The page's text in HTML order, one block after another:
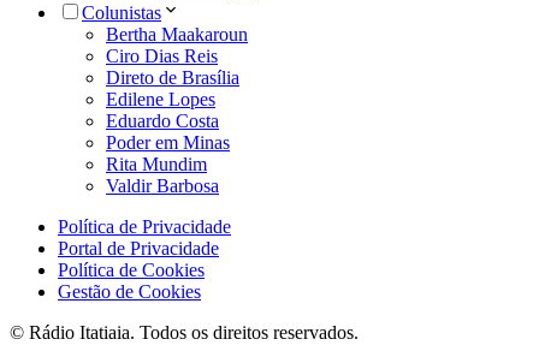
Colunistas
Bertha Maakaroun
Ciro Dias Reis
Direto de Brasília
Edilene Lopes
Eduardo Costa
Poder em Minas
Rita Mundim
Valdir Barbosa
Política de Privacidade
Portal de Privacidade
Política de Cookies
Gestão de Cookies
© Rádio Itatiaia. Todos os direitos reservados.